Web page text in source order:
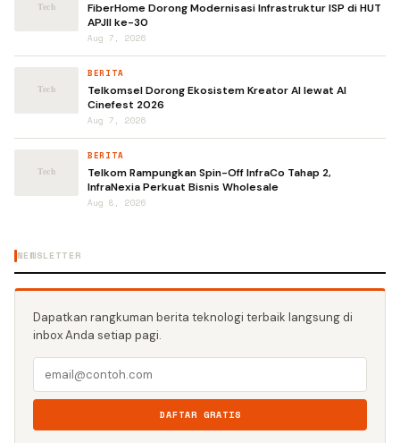
FiberHome Dorong Modernisasi Infrastruktur ISP di HUT
APJII ke-30
Aug 7, 2026
BERITA
Telkomsel Dorong Ekosistem Kreator AI lewat AI
Cinefest 2026
Aug 7, 2026
BERITA
Telkom Rampungkan Spin-Off InfraCo Tahap 2,
InfraNexia Perkuat Bisnis Wholesale
Aug 8, 2026
NEWSLETTER
Dapatkan rangkuman berita teknologi terbaik langsung di
inbox Anda setiap pagi.
DAFTAR GRATIS